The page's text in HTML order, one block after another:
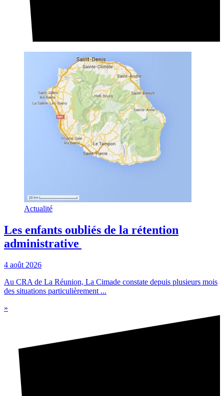
Actualité
Les enfants oubliés de la rétention
administrative
4 août 2026
Au CRA de La Réunion, La Cimade constate depuis plusieurs mois
des situations particulièrement ...
»